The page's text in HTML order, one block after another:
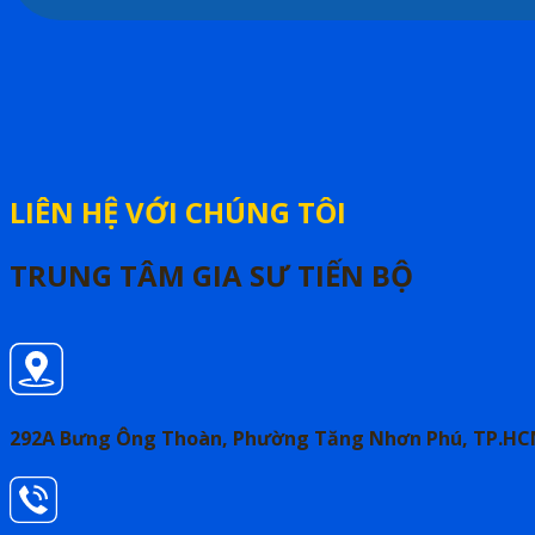
LIÊN HỆ VỚI CHÚNG TÔI
TRUNG TÂM GIA SƯ TIẾN BỘ
292A Bưng Ông Thoàn, Phường Tăng Nhơn Phú,